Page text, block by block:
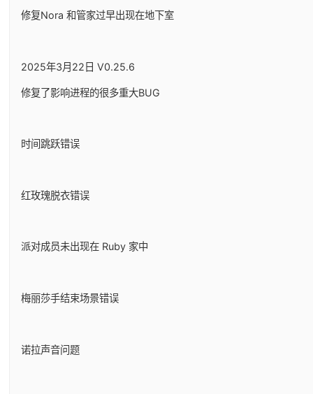
修复Nora 和管家过早出现在地下室
2025年3月22日 V0.25.6
修复了影响进程的很多重大BUG
时间跳跃错误
红玫瑰脱衣错误
派对成员未出现在 Ruby 家中
梅丽莎手结束场景错误
诺拉声音问题